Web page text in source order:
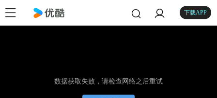
下载APP
数据获取失败，请检查网络之后重试